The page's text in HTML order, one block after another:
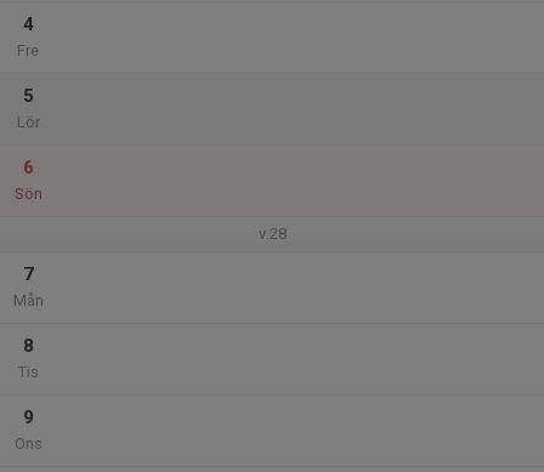
4
Fre
5
Lör
6
Sön
v.28
7
Mån
8
Tis
9
Ons